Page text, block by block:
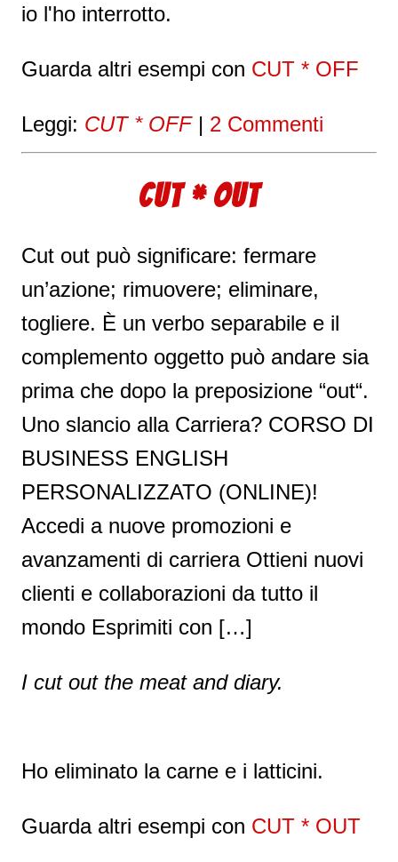
io l'ho interrotto.
Guarda altri esempi con CUT * OFF
Leggi: CUT * OFF| 2 Commenti
CUT * OUT
Cut out può significare: fermare
un’azione; rimuovere; eliminare,
togliere. È un verbo separabile e il
complemento oggetto può andare sia
prima che dopo la preposizione “out“.
Uno slancio alla Carriera? CORSO DI
BUSINESS ENGLISH
PERSONALIZZATO (ONLINE)!
Accedi a nuove promozioni e
avanzamenti di carriera Ottieni nuovi
clienti e collaborazioni da tutto il
mondo Esprimiti con […]
I cut out the meat and diary.
Ho eliminato la carne e i latticini.
Guarda altri esempi con CUT * OUT